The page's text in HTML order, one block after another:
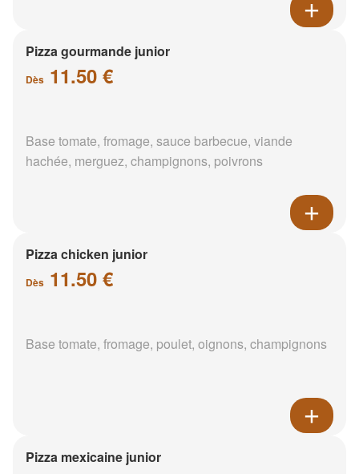
Pizza gourmande junior
Dès 11.50 €
Base tomate, fromage, sauce barbecue, viande
hachée, merguez, champignons, poivrons
Pizza chicken junior
Dès 11.50 €
Base tomate, fromage, poulet, oignons, champignons
Pizza mexicaine junior